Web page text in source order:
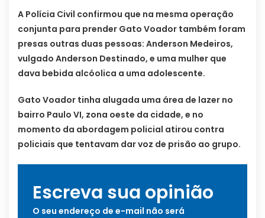
A Polícia Civil confirmou que na mesma operação
conjunta para prender Gato Voador também foram
presas outras duas pessoas: Anderson Medeiros,
vulgado Anderson Destinado, e uma mulher que
dava bebida alcóolica a uma adolescente.
Gato Voador tinha alugada uma área de lazer no
bairro Paulo VI, zona oeste da cidade, e no
momento da abordagem policial atirou contra
policiais que tentavam dar voz de prisão ao grupo.
Escreva sua opinião
O seu endereço de e-mail não será